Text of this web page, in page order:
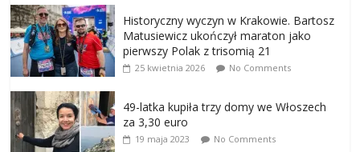
Historyczny wyczyn w Krakowie. Bartosz
Matusiewicz ukończył maraton jako
pierwszy Polak z trisomią 21
25 kwietnia 2026 No Comments
49-latka kupiła trzy domy we Włoszech
za 3,30 euro
19 maja 2023 No Comments